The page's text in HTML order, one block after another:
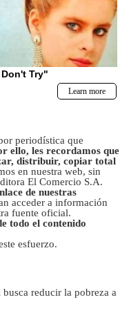
periodística que
ello, les recordamos que
distribuir, copiar total
en nuestra web, sin
El Comercio S.A.
de nuestras
acceder a información
fuente oficial.
todo el contenido
esfuerzo.
reducir la pobreza a